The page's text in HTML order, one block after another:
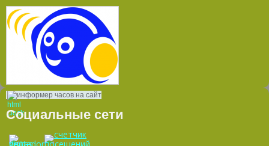
информер часов на сайт
Социальные сети